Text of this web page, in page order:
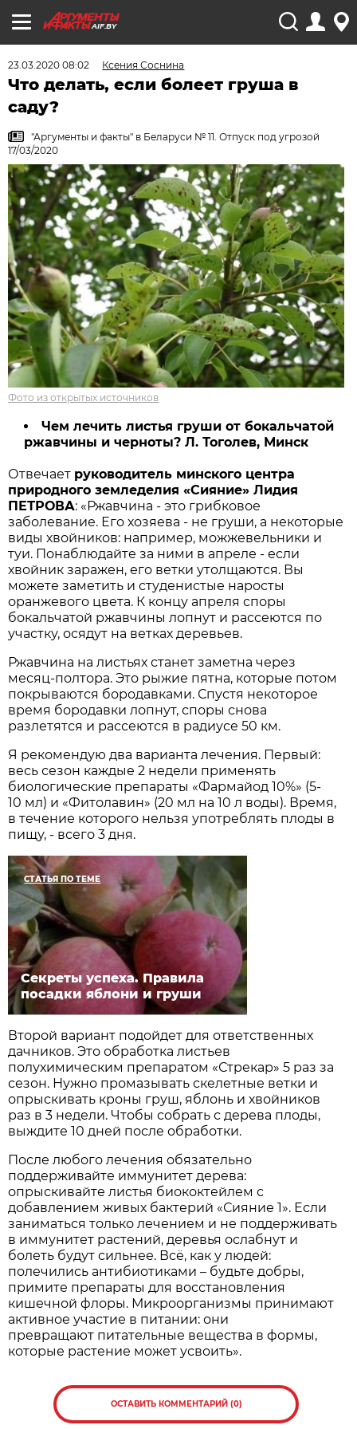
AIF.BY
23.03.2020 08:02 Ксения Соснина
Что делать, если болеет груша в
саду?
"Аргументы и факты" в Беларуси № 11. Отпуск под угрозой
17/03/2020
Фото из открытых источников
Чем лечить листья груши от бокальчатой
ржавчины и черноты? Л. Тоголев, Минск
Отвечает руководитель минского центра
природного земледелия «Сияние» Лидия
ПЕТРОВА: «Ржавчина - это грибковое
заболевание. Его хозяева - не груши, а некоторые
виды хвойников: например, можжевельники и
туи. Понаблюдайте за ними в апреле - если
хвойник заражен, его ветки утолщаются. Вы
можете заметить и студенистые наросты
оранжевого цвета. К концу апреля споры
бокальчатой ржавчины лопнут и рассеются по
участку, осядут на ветках деревьев.
Ржавчина на листьях станет заметна через
месяц-полтора. Это рыжие пятна, которые потом
покрываются бородавками. Спустя некоторое
время бородавки лопнут, споры снова
разлетятся и рассеются в радиусе 50 км.
Я рекомендую два варианта лечения. Первый:
весь сезон каждые 2 недели применять
биологические препараты «Фармайод 10%» (5-
10 мл) и «Фитолавин» (20 мл на 10 л воды). Время,
в течение которого нельзя употреблять плоды в
пищу, - всего 3 дня.
СТАТЬЯ ПО ТЕМЕ
Секреты успеха. Правила
посадки яблони и груши
Второй вариант подойдет для ответственных
дачников. Это обработка листьев
полухимическим препаратом «Стрекар» 5 раз за
сезон. Нужно промазывать скелетные ветки и
опрыскивать кроны груш, яблонь и хвойников
раз в 3 недели. Чтобы собрать с дерева плоды,
выждите 10 дней после обработки.
После любого лечения обязательно
поддерживайте иммунитет дерева:
опрыскивайте листья биококтейлем с
добавлением живых бактерий «Сияние 1». Если
заниматься только лечением и не поддерживать
в иммунитет растений, деревья ослабнут и
болеть будут сильнее. Всё, как у людей:
полечились антибиотиками – будьте добры,
примите препараты для восстановления
кишечной флоры. Микроорганизмы принимают
активное участие в питании: они
превращают питательные вещества в формы,
которые растение может усвоить».
ОСТАВИТЬ КОММЕНТАРИЙ (0)